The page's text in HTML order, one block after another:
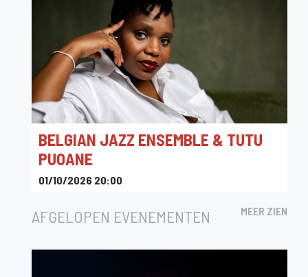
BELGIAN JAZZ ENSEMBLE & TUTU
PUOANE
01/10/2026 20:00
AFGELOPEN EVENEMENTEN MEER ZIEN